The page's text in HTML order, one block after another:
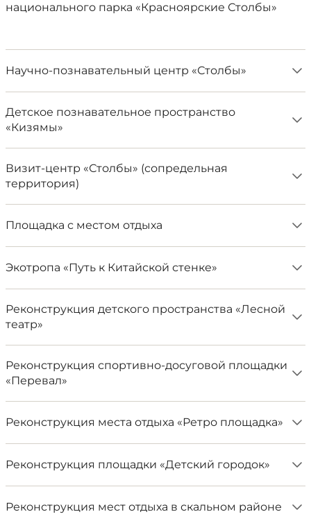
национального парка «Красноярские Столбы»
Научно-познавательный центр «Столбы»
Детское познавательное пространство
«Кизямы»
​Визит-центр «Столбы» (сопредельная
территория)
Площадка с местом отдыха
Экотропа «Путь к Китайской стенке»
Реконструкция детского пространства «Лесной
театр»
Реконструкция спортивно-досуговой площадки
«Перевал»
Реконструкция места отдыха «Ретро площадка»
Реконструкция площадки «Детский городок»
​Реконструкция мест отдыха в скальном районе